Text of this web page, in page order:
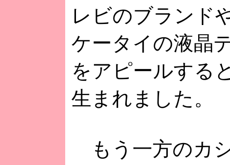
レビのブランド
ケータイの液晶
をアピールする
生まれました。
もう一方のカ